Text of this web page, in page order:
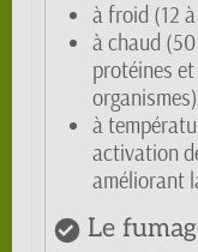
à froid (12
à chaud
protéines
à
activation
améliorant
Le